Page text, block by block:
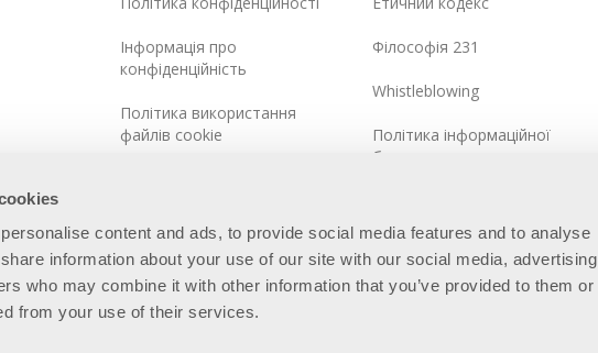
content and ads, to provide social media features and to analyse
information about your use of our site with our social media, advertising
who may combine it with other information that you’ve provided to them or
from your use of their services.
Інформація про
конфіденційність
Політика використання
файлів cookie
Карта сайту
Філософія 231
Whistleblowing
Політика інформаційної
безпеки